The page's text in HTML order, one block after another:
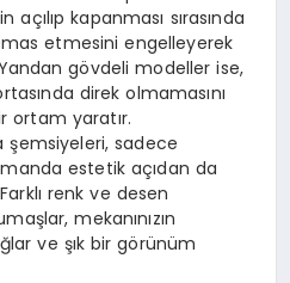
kapanması sırasında
etmesini engelleyerek
gövdeli modeller ise,
direk olmamasını
ortam yaratır.
şemsiyeleri, sadece
estetik açıdan da
renk ve desen
mekanınızın
ve şık bir görünüm